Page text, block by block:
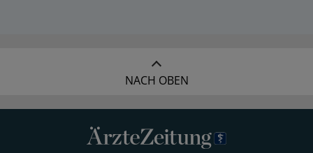
NACH OBEN